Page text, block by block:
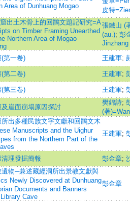
Area of Dunhuang Mogao
皮特
出土木骨上的回鶻文題記研究=A
on Timber Framing Unearthed
Northern Area of Mogao
張鐵山 (
(au.); 彭
Jinzhang
第一卷)
王建軍;
第二卷) 王建軍;
第三卷) 王建軍;
崖面崩塌原因探討
樊錦詩;
(著
出多種民族文字文獻和回鶻文木
Manuscripts and the Uighur
from the Northem Part of the
王建軍;
理發掘簡報 彭金章;
物─兼述藏經洞所出景教文獻與
Newly Discovered at Dunhuang
Documents and Banners
Cave
彭金章